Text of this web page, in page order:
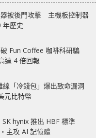
被後門攻擊 主機板控制器
年歷史
Fun Coffee 咖啡科研騙
4 倍回報
線「冷錢包」爆出致命漏洞
元比特幣
SK hynix 推出 HBF 標準
主攻 AI 記憶體